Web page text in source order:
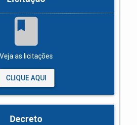
book
Veja as licitações
CLIQUE AQUI
Decreto